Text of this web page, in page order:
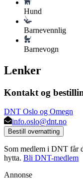
Hund
Barnevennlig
Barnevogn
Lenker
Kontakt og
DNT Oslo og Omegn
info.oslo@dnt.no
Bestill overnatting
Som medlem i DNT får
hytta. Bli DNT-medlem
Annonse